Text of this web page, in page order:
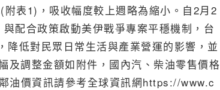
表1)，吸收幅度較上週略為縮小。自2月2
配合政策啟動美伊戰爭專案平穩機制，台
低對民眾日常生活與產業營運的影響，並
及調整金額如附件，國內汽、柴油零售價格
油價資訊請參考全球資訊網https://www.c